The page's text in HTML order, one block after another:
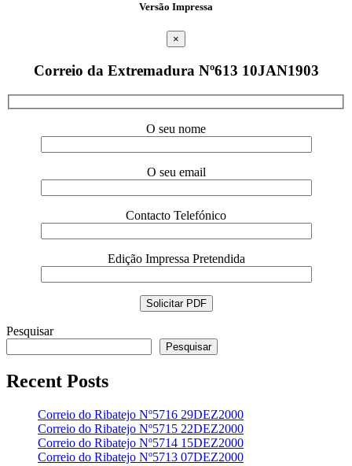
Versão Impressa
×
Correio da Extremadura Nº613 10JAN1903
O seu nome
O seu email
Contacto Telefónico
Edição Impressa Pretendida
Pesquisar
Pesquisar
Recent Posts
Correio do Ribatejo Nº5716 29DEZ2000
Correio do Ribatejo Nº5715 22DEZ2000
Correio do Ribatejo Nº5714 15DEZ2000
Correio do Ribatejo Nº5713 07DEZ2000